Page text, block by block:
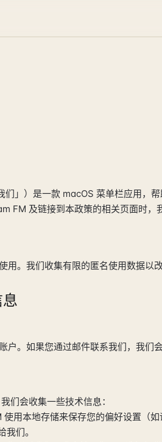
们」）是一款 macOS 菜单栏应用，
FM 及链接到本政策的相关页面时，
用。我们收集有限的匿名使用数据以
户。如果您通过邮件联系我们，我们
们会收集一些技术信息：
用本地存储来保存您的偏好设置（
我们。